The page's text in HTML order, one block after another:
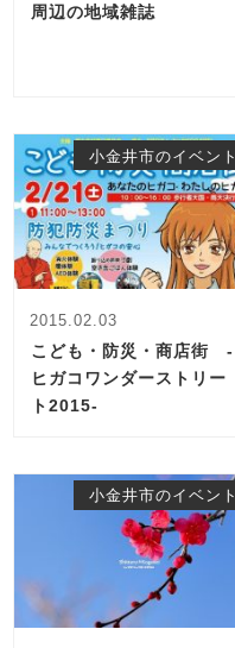
周辺の地域雑誌
2015.02.03
こども・防災・商店街 -
ヒガコワンダーストリー
ト2015-
小金井市のイベント
小金井市のイベント